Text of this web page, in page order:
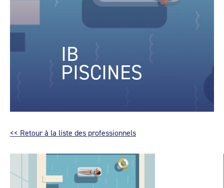
IB
PISCINES
<< Retour à la liste des professionnels